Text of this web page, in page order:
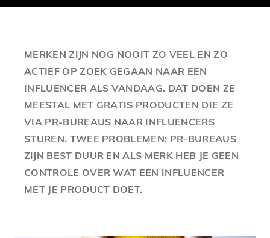
MERKEN ZIJN NOG NOOIT ZO VEEL EN ZO
ACTIEF OP ZOEK GEGAAN NAAR EEN
INFLUENCER ALS VANDAAG. DAT DOEN ZE
MEESTAL MET GRATIS PRODUCTEN DIE ZE
VIA PR-BUREAUS NAAR INFLUENCERS
STUREN. TWEE PROBLEMEN: PR-BUREAUS
ZIJN BEST DUUR EN ALS MERK HEB JE GEEN
CONTROLE OVER WAT EEN INFLUENCER
MET JE PRODUCT DOET.